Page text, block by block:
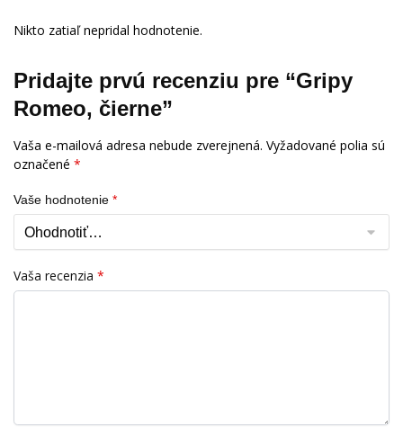
Nikto zatiaľ nepridal hodnotenie.
Pridajte prvú recenziu pre “Gripy
Romeo, čierne”
Vaša e-mailová adresa nebude zverejnená. Vyžadované polia sú
označené *
Vaše hodnotenie *
Vaša recenzia *